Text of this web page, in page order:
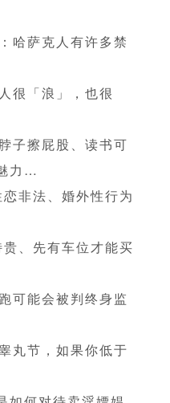
哈萨克人有许多禁
很「浪」，也很
子擦屁股、读书可
力…
非法、婚外性行为
、先有车位才能买
可能会被判终身监
丸节，如果你低于